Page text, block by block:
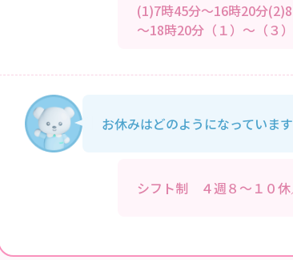
(1)7時45分～16時20分
～18時20分（１）～（３
お休みはどのようになっていま
シフト制 ４週８～１０